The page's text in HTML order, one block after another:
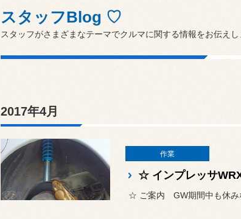
スタッフBlog ♡
スタッフがさまざまなテーマでクルマに関する情報をお伝えし
2017年4月
作業